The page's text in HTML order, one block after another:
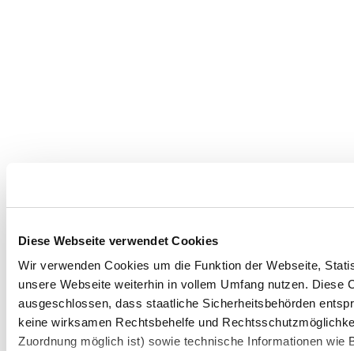
Diese Webseite verwendet Cookies
Wir verwenden Cookies um die Funktion der Webseite,
unsere Webseite weiterhin in vollem Umfang nutzen.
ausgeschlossen, dass staatliche Sicherheitsbehörden
keine wirksamen Rechtsbehelfe und
Zuordnung möglich ist) sowie technische Informationen wie